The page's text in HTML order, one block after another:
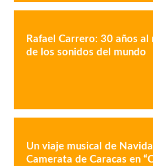
Rafael Carrero: 30 años al
de los sonidos del mundo
Un viaje musical de
Camerata de Caracas en